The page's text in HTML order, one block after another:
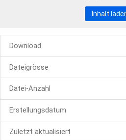
Inhalt
Download
Dateigrösse
Datei-Anzahl
Erstellungsdatum
Zuletzt aktualisiert